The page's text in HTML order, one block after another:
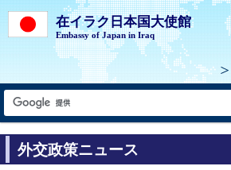
在イラク日本国大使館
Embassy of Japan in Iraq
外交政策ニュース